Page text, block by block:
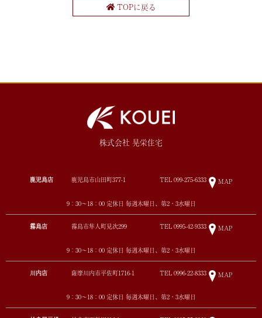
TOPに戻る
株式会社 晃栄住宅
鹿児島店 鹿児島市山田町377-1 TEL 099-275-6333 MAP
9：30～18：00 定休日 毎週木曜日、第2・3水曜日
霧島店 霧島市隼人町見次299 TEL 0995-42-9333 MAP
9：30～18：00 定休日 毎週木曜日、第2・3水曜日
川内店 薩摩川内市平佐町1716-1 TEL 0996-22-8333 MAP
9：30～18：00 定休日 毎週木曜日、第2・3水曜日